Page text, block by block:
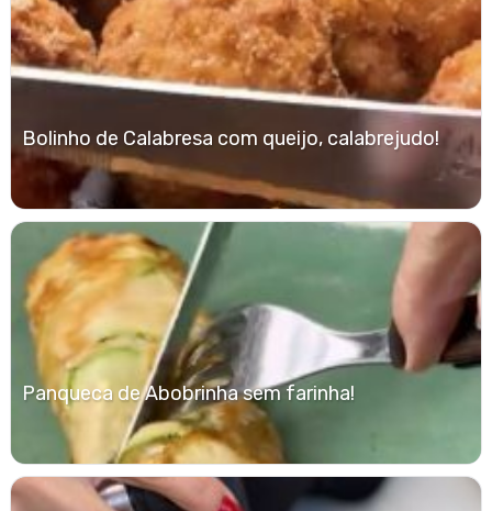
Bolinho de Calabresa com queijo, calabrejudo!
Panqueca de Abobrinha sem farinha!